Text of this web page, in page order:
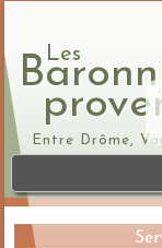
Les
Entre Drôme,